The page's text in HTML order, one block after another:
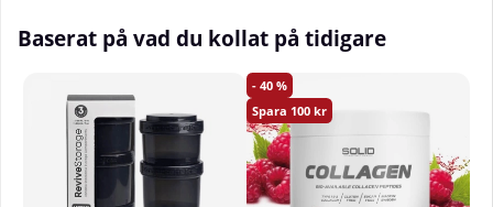
Baserat på vad du kollat på tidigare
40
100